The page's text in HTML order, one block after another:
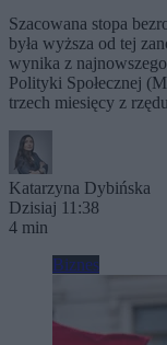
Szacowana stopa
była wyższa od tej
wynika z
Polityki Społecznej
trzech miesięcy z
Katarzyna Dybińska
Dzisiaj 11:38
4 min
Biznes